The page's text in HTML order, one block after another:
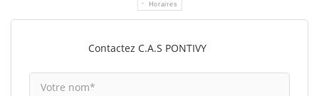
Horaires
Contactez C.A.S PONTIVY